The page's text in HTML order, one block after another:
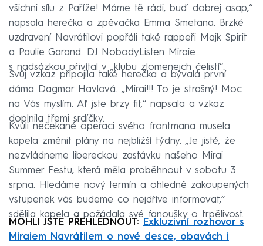
všichni sílu z Paříže! Máme tě rádi, buď dobrej asap,“
napsala herečka a zpěvačka Emma Smetana. Brzké
uzdravení Navrátilovi popřáli také rappeři Majk Spirit
a Paulie Garand. DJ NobodyListen Miraie
s nadsázkou přivítal v „klubu zlomenejch čelistí“.
Svůj vzkaz připojila také herečka a bývalá první
dáma Dagmar Havlová. „Mirai!!! To je strašný! Moc
na Vás myslím. Ať jste brzy fit,“ napsala a vzkaz
doplnila třemi srdíčky.
Kvůli nečekané operaci svého frontmana musela
kapela změnit plány na nejbližší týdny. „Je jisté, že
nezvládneme libereckou zastávku našeho Mirai
Summer Festu, která měla proběhnout v sobotu 3.
srpna. Hledáme nový termín a ohledně zakoupených
vstupenek vás budeme co nejdříve informovat,“
sdělila kapela a požádala své fanoušky o trpělivost.
MOHLI JSTE PŘEHLÉDNOUT:
Exkluzivní rozhovor s
Miraiem Navrátilem o nové desce, obavách i